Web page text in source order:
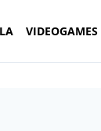
VIDEOGAMES